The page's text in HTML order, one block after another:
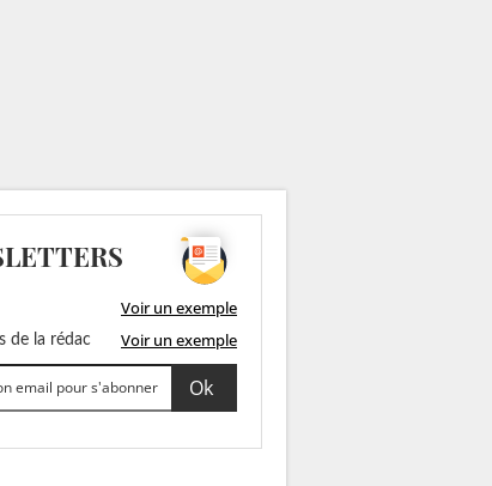
Voir un exemple
de la rédac Voir un exemple